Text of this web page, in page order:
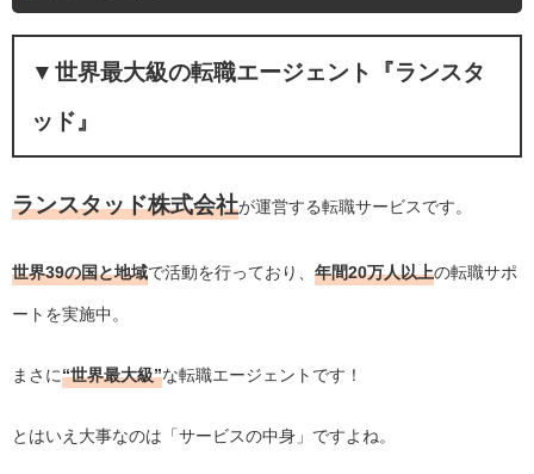
▼ 世界最大級の転職エージェント『ランスタ
ッド』
ランスタッド株式会社が運営する転職サービスです。
世界39の国と地域で活動を行っており、 年間20万人以上の転職サポ
ートを実施中。
まさに“世界最大級”な転職エージェントです！
とはいえ大事なのは「サービスの中身」ですよね。